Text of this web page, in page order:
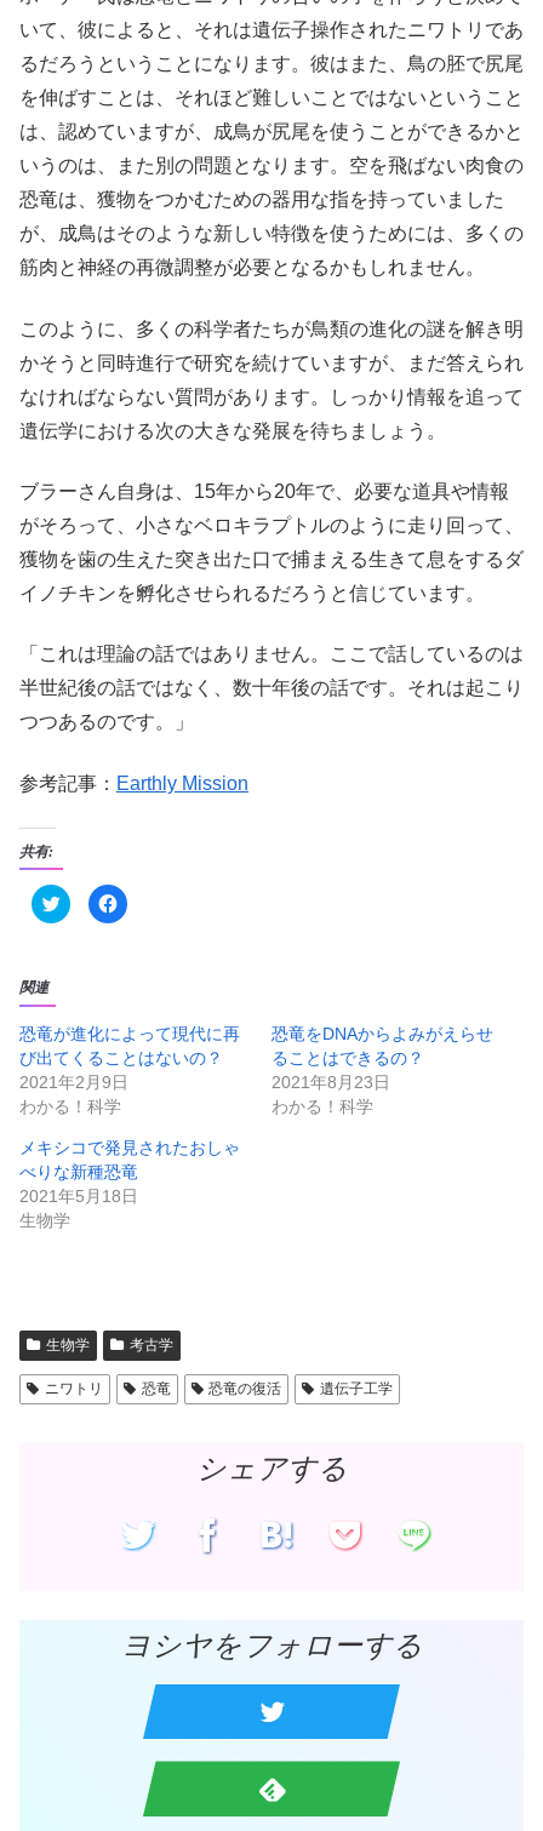
いて、彼によると、それは遺伝子操作されたニワトリであ
るだろうということになります。彼はまた、鳥の胚で尻尾
を伸ばすことは、それほど難しいことではないということ
は、認めていますが、成鳥が尻尾を使うことができるかと
いうのは、また別の問題となります。空を飛ばない肉食の
恐竜は、獲物をつかむための器用な指を持っていました
が、成鳥はそのような新しい特徴を使うためには、多くの
筋肉と神経の再微調整が必要となるかもしれません。
このように、多くの科学者たちが鳥類の進化の謎を解き明
かそうと同時進行で研究を続けていますが、まだ答えられ
なければならない質問があります。しっかり情報を追って
遺伝学における次の大きな発展を待ちましょう。
ブラーさん自身は、15年から20年で、必要な道具や情報
がそろって、小さなベロキラプトルのように走り回って、
獲物を歯の生えた突き出た口で捕まえる生きて息をするダ
イノチキンを孵化させられるだろうと信じています。
「これは理論の話ではありません。ここで話しているのは
半世紀後の話ではなく、数十年後の話です。それは起こり
つつあるのです。」
参考記事： Earthly Mission
共有:
ク
リ
t
t
e
r
で
共
有
新
し
い
ウ
ィ
ン
ド
)
F
a
共
有
す
る
に
は
ッ
ク
し
て
く
ィ
ン
ド
ウ
で
開
関連
恐竜が進化によって現代に再
び出てくることはないの？
2021年2月9日
わかる！科学
恐竜をDNAからよみがえらせ
ることはできるの？
2021年8月23日
わかる！科学
メキシコで発見されたおしゃ
べりな新種恐竜
2021年5月18日
生物学
生物学 考古学
ニワトリ 恐竜 恐竜の復活 遺伝子工学
シェアする
ヨシヤをフォローする